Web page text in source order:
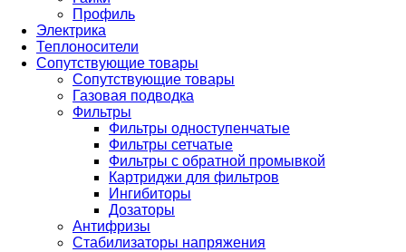
Профиль
Электрика
Теплоносители
Сопутствующие товары
Сопутствующие товары
Газовая подводка
Фильтры
Фильтры одноступенчатые
Фильтры сетчатые
Фильтры с обратной промывкой
Картриджи для фильтров
Ингибиторы
Дозаторы
Антифризы
Стабилизаторы напряжения